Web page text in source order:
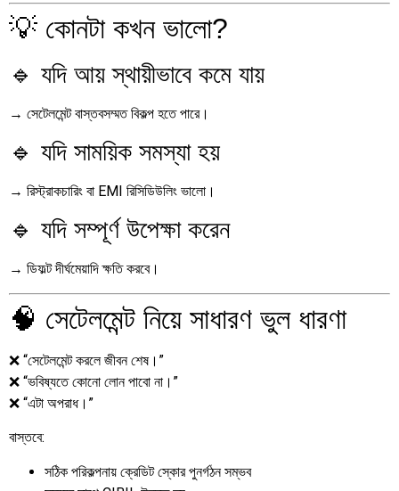
💡 কোনটা কখন ভালো?
🔹 যদি আয় স্থায়ীভাবে কমে যায়
→ সেটেলমেন্ট বাস্তবসম্মত বিকল্প হতে পারে।
🔹 যদি সাময়িক সমস্যা হয়
→ রিস্ট্রাকচারিং বা EMI রিসিডিউলিং ভালো।
🔹 যদি সম্পূর্ণ উপেক্ষা করেন
→ ডিফল্ট দীর্ঘমেয়াদি ক্ষতি করবে।
🧠 সেটেলমেন্ট নিয়ে সাধারণ ভুল ধারণা
❌ “সেটেলমেন্ট করলে জীবন শেষ।”
❌ “ভবিষ্যতে কোনো লোন পাবো না।”
❌ “এটা অপরাধ।”
বাস্তবে:
সঠিক পরিকল্পনায় ক্রেডিট স্কোর পুনর্গঠন সম্ভব